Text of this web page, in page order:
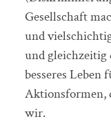
Gesellschaft
und
und gleichzeitig
besseres Leben
Aktionsformen,
wir.